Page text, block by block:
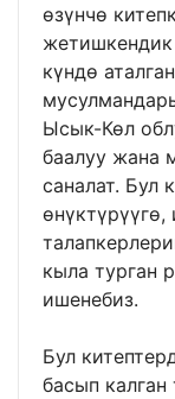
өзүнчө
күндө
Ысык-Көл
баалуу жана
саналат. Бул
кыла турган
ишенебиз.
Бул
басып калган